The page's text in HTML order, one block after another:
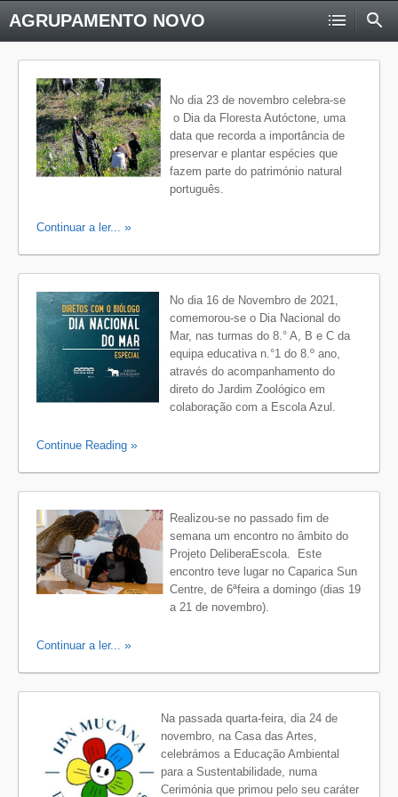
AGRUPAMENTO NOVO
No dia 23 de novembro celebra-se
o Dia da Floresta Autóctone, uma
data que recorda a importância de
preservar e plantar espécies que
fazem parte do património natural
português.
Continuar a ler...
No dia 16 de Novembro de 2021,
comemorou-se o Dia Nacional do
Mar, nas turmas do 8.° A, B e C da
equipa educativa n.°1 do 8.º ano,
através do acompanhamento do
direto do Jardim Zoológico em
colaboração com a Escola Azul.
Continue Reading
Realizou-se no passado fim de
semana um encontro no âmbito do
Projeto DeliberaEscola. Este
encontro teve lugar no Caparica Sun
Centre, de 6ªfeira a domingo (dias 19
a 21 de novembro).
Continuar a ler...
Na passada quarta-feira, dia 24 de
novembro, na Casa das Artes,
celebrámos a Educação Ambiental
para a Sustentabilidade, numa
Cerimónia que primou pelo seu caráter